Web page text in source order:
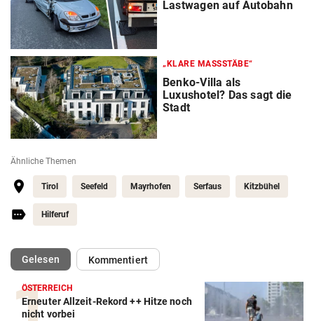
Lastwagen auf Autobahn
„KLARE MASSSTÄBE“
Benko-Villa als
Luxushotel? Das sagt die
Stadt
Ähnliche Themen
Tirol Seefeld Mayrhofen Serfaus Kitzbühel
Hilferuf
Gelesen(ausgewählt)Kommentiert
ÖSTERREICH
Erneuter Allzeit-Rekord ++ Hitze noch
nicht vorbei